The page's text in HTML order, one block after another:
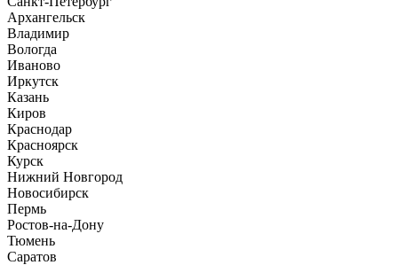
Архангельск
Владимир
Вологда
Иваново
Иркутск
Казань
Киров
Краснодар
Красноярск
Курск
Нижний Новгород
Новосибирск
Пермь
Ростов-на-Дону
Тюмень
Саратов